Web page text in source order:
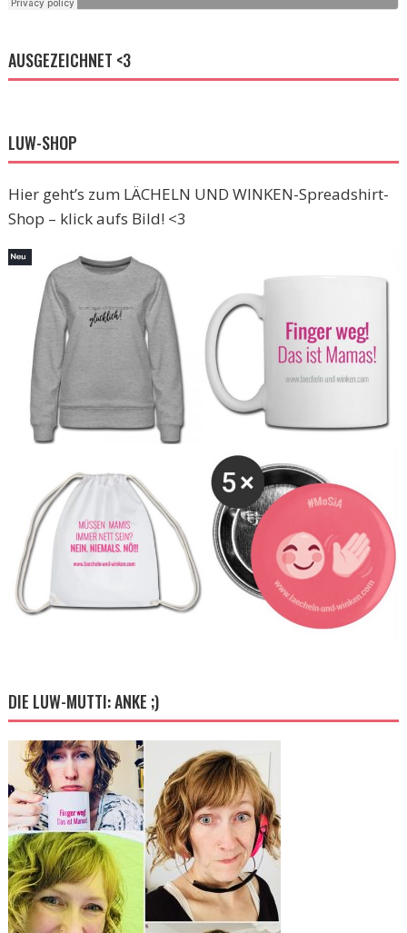
AUSGEZEICHNET <3
LUW-SHOP
Hier geht’s zum LÄCHELN UND WINKEN-Spreadshirt-
Shop – klick aufs Bild! <3
DIE LUW-MUTTI: ANKE ;)